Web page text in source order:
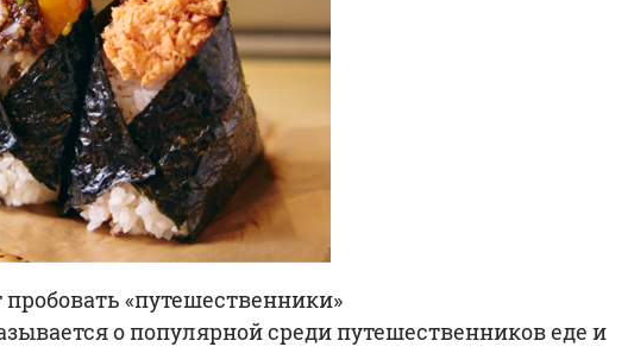
«путешественники»
о популярной среди путешественников еде и